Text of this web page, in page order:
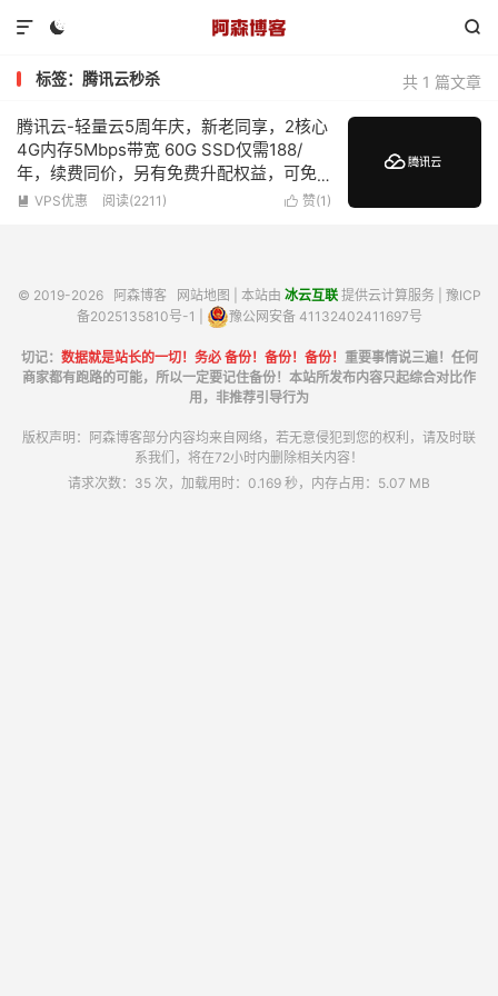
 

共 1 篇文章
标签：腾讯云秒杀
腾讯云-轻量云5周年庆，新老同享，2核心
4G内存5Mbps带宽 60G SSD仅需188/
年，续费同价，另有免费升配权益，可免
费升级为4核心4G内存
 赞(1 )
 VPS优惠 阅读(2211)
© 2019-2026 阿森博客 网站地图 | 本站由 冰云互联提供云计算服务 | 豫ICP
备2025135810号-1
豫公网安备 41132402411697号
切记： 数据就是站长的一切！务必 备份！备份！备份！ 重要事情说三遍！任何
商家都有跑路的可能，所以一定要记住备份！本站所发布内容只起综合对比作
用，非推荐引导行为
版权声明：阿森博客部分内容均来自网络，若无意侵犯到您的权利，请及时联
系我们，将在72小时内删除相关内容！
请求次数：35 次，加载用时：0.169 秒，内存占用：5.07 MB